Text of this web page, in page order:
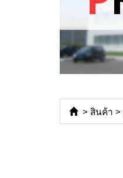
> สินค้า >